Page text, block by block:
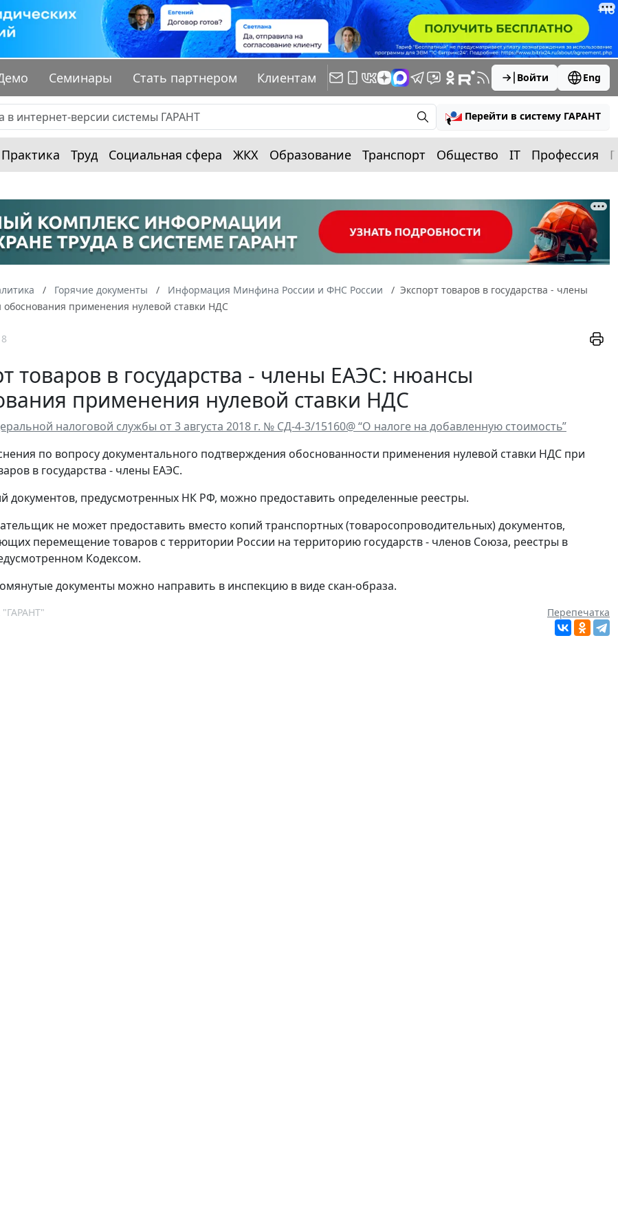
Семинары Стать партнером Клиентам Войти Eng
Перейти в систему ГАРАНТ
Практика Труд Социальная сфера ЖКХ Образование Транспорт Общество IT Профессия
Горячие документы Информация Минфина России и ФНС России
Экспорт товаров в государства - члены
применения нулевой ставки НДС
товаров в государства - члены ЕАЭС: нюансы
применения нулевой ставки НДС
налоговой службы от 3 августа 2018 г. № СД-4-3/15160@ “О налоге на добавленную стоимость”
по вопросу документального подтверждения обоснованности применения нулевой ставки НДС при
в государства - члены ЕАЭС.
документов, предусмотренных НК РФ, можно предоставить определенные реестры.
не может предоставить вместо копий транспортных (товаросопроводительных) документов,
перемещение товаров с территории России на территорию государств - членов Союза, реестры в
Кодексом.
документы можно направить в инспекцию в виде скан-образа.
Перепечатка